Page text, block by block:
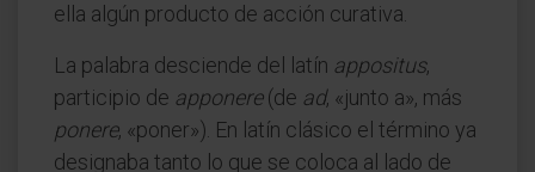
ella algún producto de acción curativa.
La palabra desciende del latín appositus,
participio de apponere(de ad, «junto a», más
ponere, «poner»). En latín clásico el término ya
designaba tanto lo que se coloca al lado de